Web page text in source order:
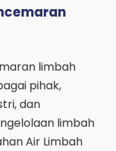
limbah
pihak,
dan
limbah
Air Limbah